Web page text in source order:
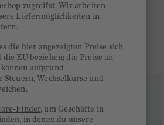
DIR GEFALLEN
zugreifst. Wir arbeiten
Liefermöglichkeiten in
die hier angezeigten Preise sich
EU beziehen; die Preise an
aufgrund
Wechselkurse und
Finder, um Geschäfte in
in denen du unsere